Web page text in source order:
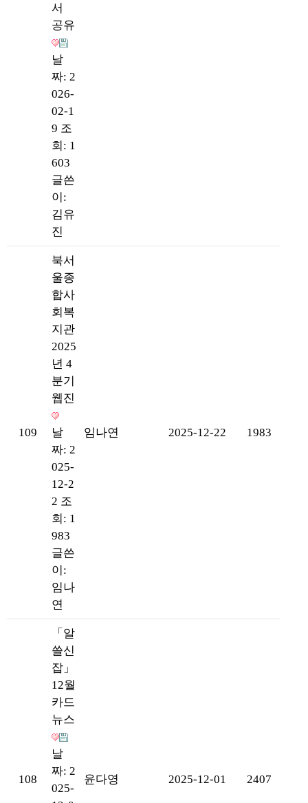
서
공유
날
짜: 2
026-
02-1
9 조
회: 1
603
글쓴
이:
김유
진
109
북서
울종
합사
회복
지관
2025
년 4
분기
웹진
날
짜: 2
025-
12-2
2 조
회: 1
983
글쓴
이:
임나
연
임나연 2025-12-22 1983
108
「알
쓸신
잡」
12월
카드
뉴스
날
짜: 2
025-
윤다영 2025-12-01 2407